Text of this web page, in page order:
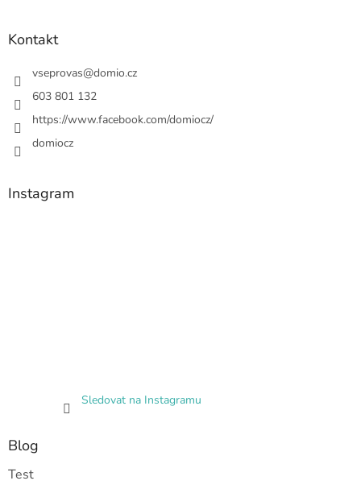
Kontakt
vseprovas@domio.cz
603 801 132
https://www.facebook.com/domiocz/
domiocz
Instagram
Sledovat na Instagramu
Blog
Test